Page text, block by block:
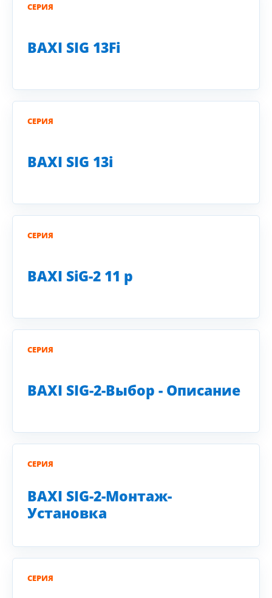
СЕРИЯ
BAXI SIG 13Fi
СЕРИЯ
BAXI SIG 13i
СЕРИЯ
BAXI SiG-2 11 p
СЕРИЯ
BAXI SIG-2-Выбор - Описание
СЕРИЯ
BAXI SIG-2-Монтаж-
Установка
СЕРИЯ